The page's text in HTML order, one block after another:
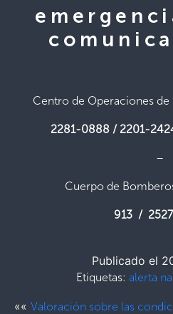
Centro de Operaciones
2281-0888 / 2201-
–
Cuerpo de
913 /
Publicado el
Etiquetas: alerta
«« Valoración sobre las